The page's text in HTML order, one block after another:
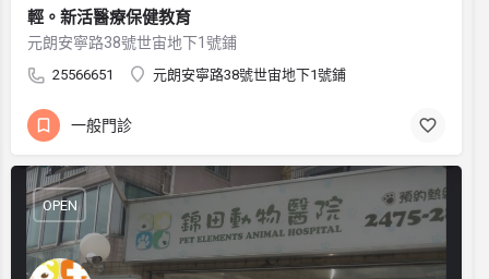
輕。新活醫療保健教育
元朗安寧路38號世宙地下1號鋪
25566651 元朗安寧路38號世宙地下1號鋪
一般門診
OPEN